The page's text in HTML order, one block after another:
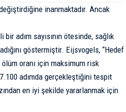
inanmaktadır. Ancak
adım sayısının ötesinde, sağlık
göstermiştir. Eijsvogels, “Hedef
ölüm oranı için maksimum risk
adımda gerçekleştiğini tespit
en iyi şekilde yararlanmak için